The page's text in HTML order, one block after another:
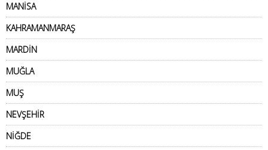
MANİSA
KAHRAMANMARAŞ
MARDİN
MUĞLA
MUŞ
NEVŞEHİR
NİĞDE